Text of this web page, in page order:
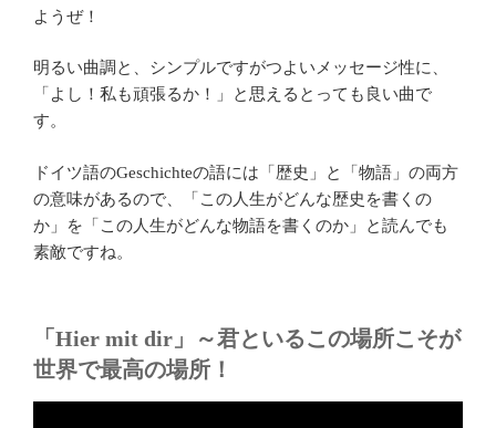
ようぜ！
明るい曲調と、シンプルですがつよいメッセージ性に、
「よし！私も頑張るか！」と思えるとっても良い曲で
す。
ドイツ語のGeschichteの語には「歴史」と「物語」の両方
の意味があるので、「この人生がどんな歴史を書くの
か」を「この人生がどんな物語を書くのか」と読んでも
素敵ですね。
「Hier mit dir」～君といるこの場所こそが
世界で最高の場所！